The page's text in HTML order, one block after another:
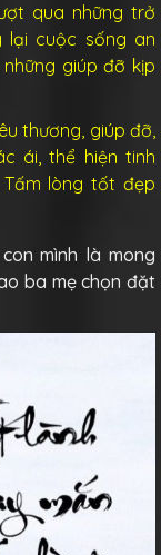
qua những trở
lại cuộc sống an
giúp đỡ kịp
thương, giúp đỡ,
ái, thể hiện tinh
lòng tốt đẹp
mình là mong
ba mẹ chọn đặt